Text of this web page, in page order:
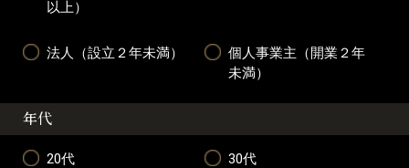
以上）
法人（設立２年未満）
個人事業主（開業２年
未満）
年代
20代 30代